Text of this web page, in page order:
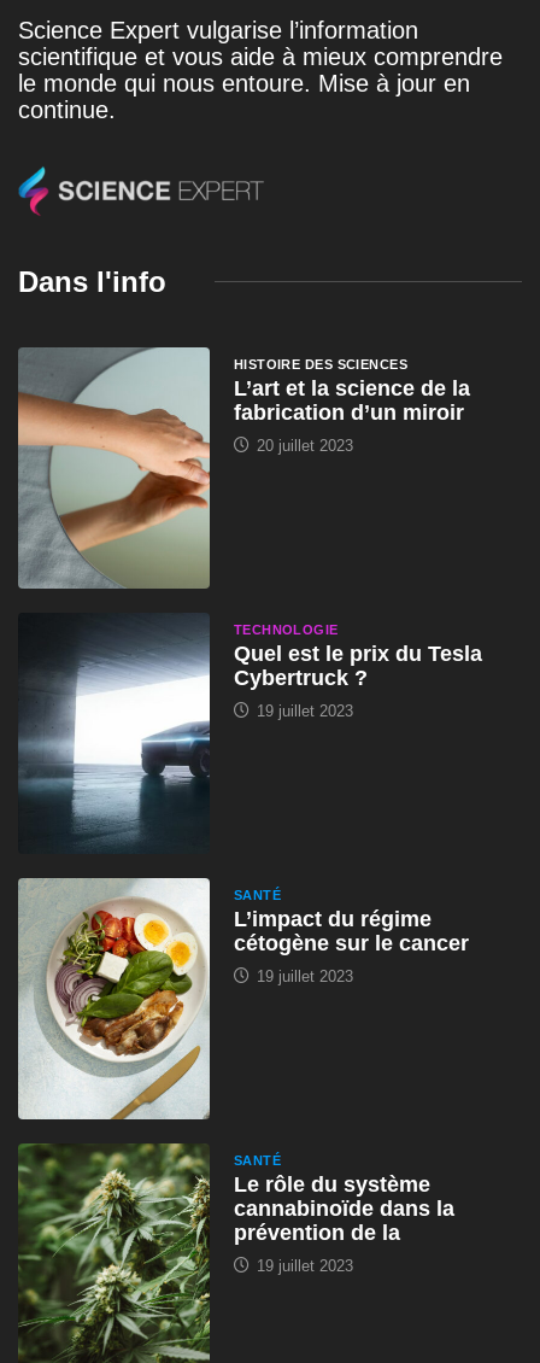
Science Expert vulgarise l’information
scientifique et vous aide à mieux comprendre
le monde qui nous entoure. Mise à jour en
continue.
Dans l'info
HISTOIRE DES SCIENCES
L’art et la science de la
fabrication d’un miroir
20 juillet 2023
TECHNOLOGIE
Quel est le prix du Tesla
Cybertruck ?
19 juillet 2023
SANTÉ
L’impact du régime
cétogène sur le cancer
19 juillet 2023
SANTÉ
Le rôle du système
cannabinoïde dans la
prévention de la
19 juillet 2023